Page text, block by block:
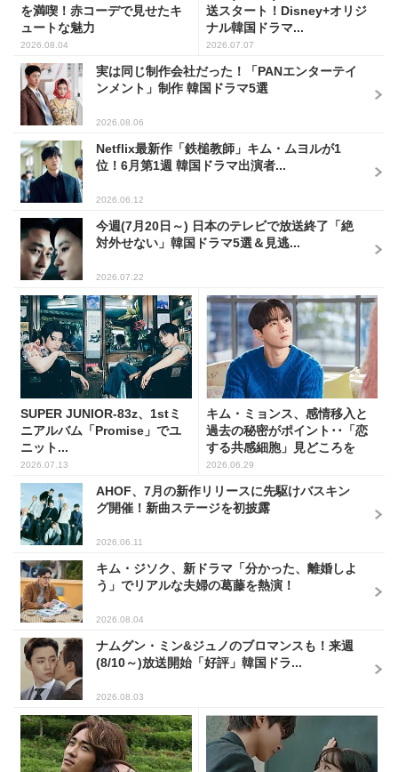
を満喫！赤コーデで見せたキ
ュートな魅力
2026.08.04
送スタート！Disney+オリジ
ナル韓国ドラマ...
2026.07.07
実は同じ制作会社だった！「PANエンターテイ
ンメント」制作 韓国ドラマ5選
2026.08.06
Netflix最新作「鉄槌教師」キム・ムヨルが1
位！6月第1週 韓国ドラマ出演者...
2026.06.12
今週(7月20日～) 日本のテレビで放送終了「絶
対外せない」韓国ドラマ5選＆見逃...
2026.07.22
SUPER JUNIOR-83z、1stミ
ニアルバム「Promise」でユ
ニット...
2026.07.13
キム・ミョンス、感情移入と
過去の秘密がポイント･･「恋
する共感細胞」見どころを
語...
2026.06.29
AHOF、7月の新作リリースに先駆けバスキン
グ開催！新曲ステージを初披露
2026.06.11
キム・ジソク、新ドラマ「分かった、離婚しよ
う」でリアルな夫婦の葛藤を熱演！
2026.08.04
ナムグン・ミン&ジュノのブロマンスも！来週
(8/10～)放送開始「好評」韓国ドラ...
2026.08.03